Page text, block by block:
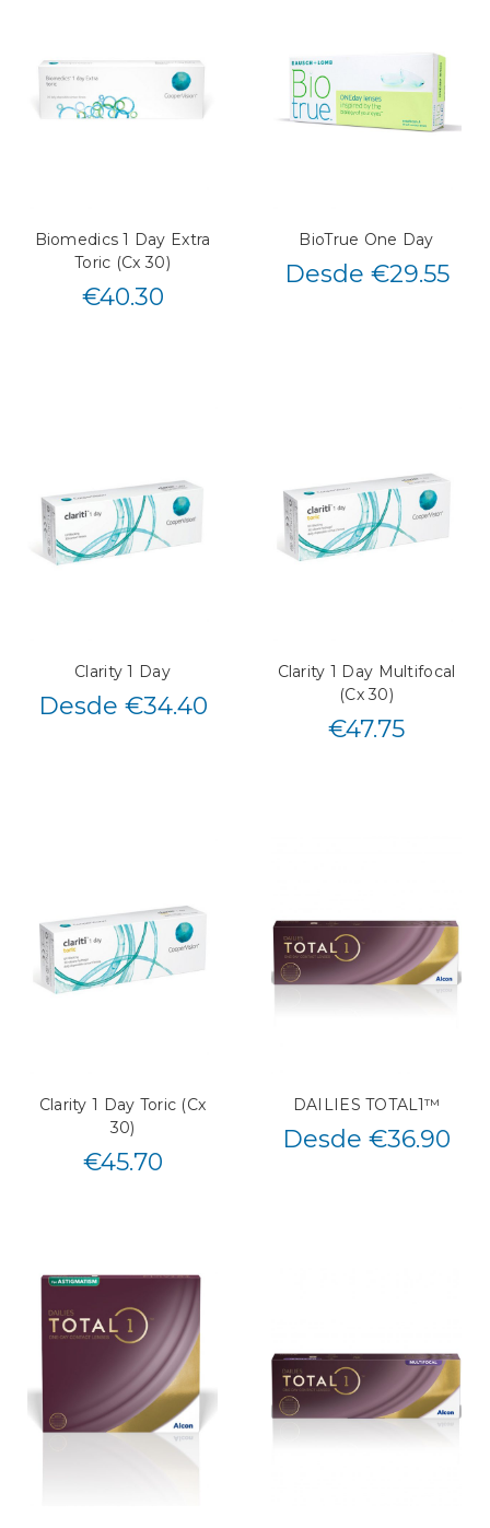
Biomedics 1 Day Extra
Toric (Cx 30)
€40.30
BioTrue One Day
Desde €29.55
Clarity 1 Day
Desde €34.40
Clarity 1 Day Multifocal
(Cx 30)
€47.75
Clarity 1 Day Toric (Cx
30)
€45.70
DAILIES TOTAL1™
Desde €36.90